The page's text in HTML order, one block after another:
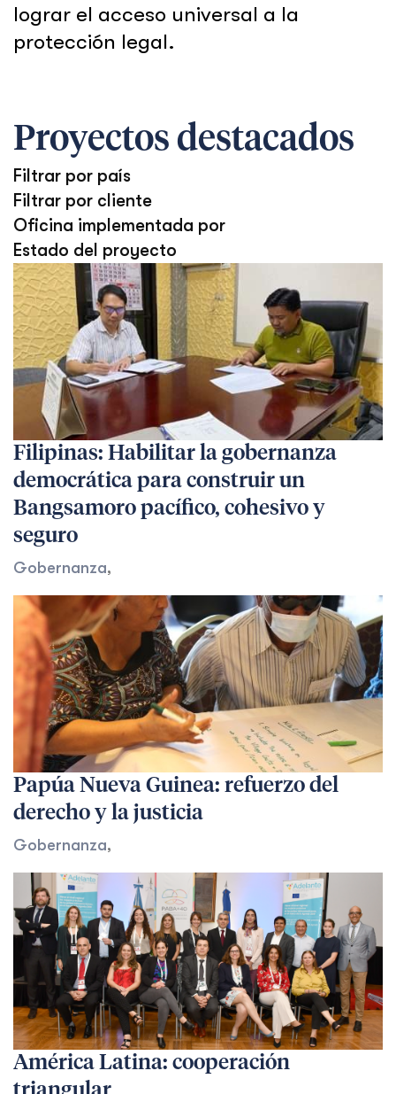
lograr el acceso universal a la
protección legal.
Proyectos destacados
Filtrar por país
Filtrar por cliente
Oficina implementada por
Estado del proyecto
Filipinas: Habilitar la gobernanza
democrática para construir un
Bangsamoro pacífico, cohesivo y
seguro
Gobernanza,
Papúa Nueva Guinea: refuerzo del
derecho y la justicia
Gobernanza,
América Latina: cooperación